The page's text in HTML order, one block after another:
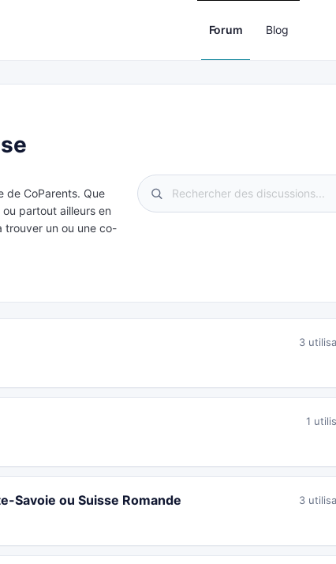
Forum Blog
de CoParents. Que
partout ailleurs en
trouver un ou une co-
3
1
Savoie ou Suisse Romande 3